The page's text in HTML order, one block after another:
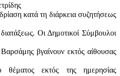
κατά τη διάρκεια συζητήσεως
Οι Δημοτικοί Σύμβουλοι
βγαίνουν εκτός αίθουσας
θέματος εκτός της ημερησίας